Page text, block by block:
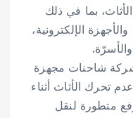
بما في ذلك
الإلكترونية،
شاحنات مجهزة
تحرك الأثاث أثناء
متطورة لنقل